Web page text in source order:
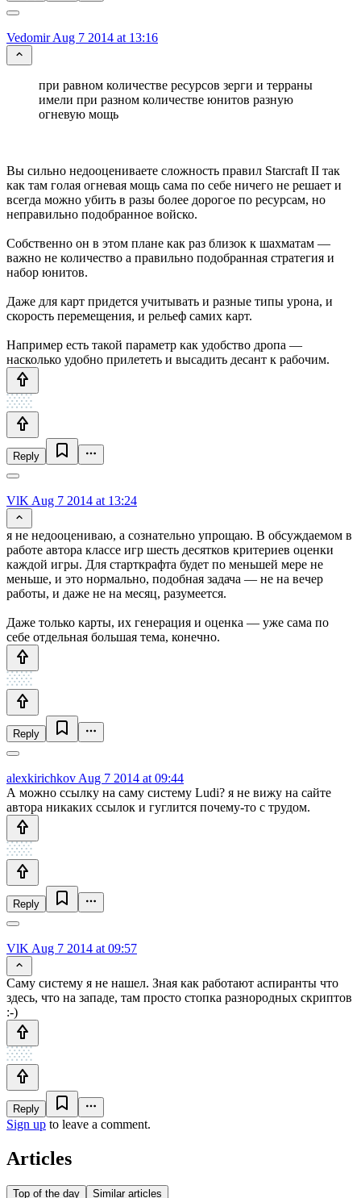
VedomirAug 7 2014 at 13:16
при равном количестве ресурсов зерги и терраны
имели при разном количестве юнитов разную
огневую мощь
Вы сильно недооцениваете сложность правил Starcraft II так
как там голая огневая мощь сама по себе ничего не решает и
всегда можно убить в разы более дорогое по ресурсам, но
неправильно подобранное войско.
Собственно он в этом плане как раз близок к шахматам —
важно не количество а правильно подобранная стратегия и
набор юнитов.
Даже для карт придется учитывать и разные типы урона, и
скорость перемещения, и рельеф самих карт.
Например есть такой параметр как удобство дропа —
насколько удобно прилететь и высадить десант к рабочим.
Reply
VlK Aug 7 2014 at 13:24
я не недооцениваю, а сознательно упрощаю. В обсуждаемом в
работе автора классе игр шесть десятков критериев оценки
каждой игры. Для старткрафта будет по меньшей мере не
меньше, и это нормально, подобная задача — не на вечер
работы, и даже не на месяц, разумеется.
Даже только карты, их генерация и оценка — уже сама по
себе отдельная большая тема, конечно.
Reply
alexkirichkov Aug 7 2014 at 09:44
А можно ссылку на саму систему Ludi? я не вижу на сайте
автора никаких ссылок и гуглится почему-то с трудом.
Reply
VlK Aug 7 2014 at 09:57
Саму систему я не нашел. Зная как работают аспиранты что
здесь, что на западе, там просто стопка разнородных скриптов
:-)
Reply
Sign up to leave a comment.
Articles
Top of the day Similar articles